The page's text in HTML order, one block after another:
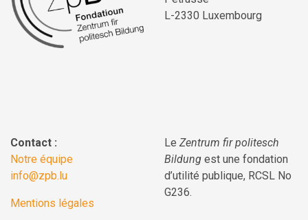
L-2330 Luxembourg
Contact :
Notre équipe
info@zpb.lu
Mentions légales
Le Zentrum fir politesch
Bildung est une fondation
d’utilité publique, RCSL No
G236.